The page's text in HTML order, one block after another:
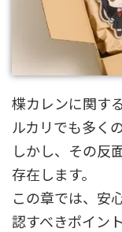
楪カレンに関す
ルカリでも多く
しかし、その反
存在します。
この章では、安
認すべきポイン